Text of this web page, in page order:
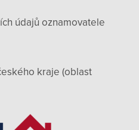
údajů oznamovatele
kraje (oblast